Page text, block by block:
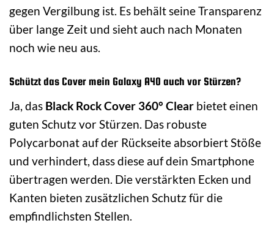
gegen Vergilbung ist. Es behält seine Transparenz
über lange Zeit und sieht auch nach Monaten
noch wie neu aus.
Schützt das Cover mein Galaxy A40 auch vor Stürzen?
Ja, das Black Rock Cover 360° Clear bietet einen
guten Schutz vor Stürzen. Das robuste
Polycarbonat auf der Rückseite absorbiert Stöße
und verhindert, dass diese auf dein Smartphone
übertragen werden. Die verstärkten Ecken und
Kanten bieten zusätzlichen Schutz für die
empfindlichsten Stellen.